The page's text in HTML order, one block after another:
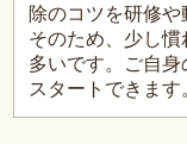
除のコツを研修や
そのため、少し
多いです。ご自身
スタートできます